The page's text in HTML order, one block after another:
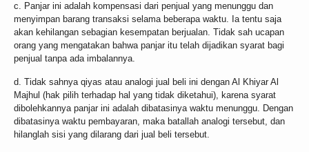
c. Panjar ini adalah kompensasi dari penjual yang menunggu dan
menyimpan barang transaksi selama beberapa waktu. Ia tentu saja
akan kehilangan sebagian kesempatan berjualan. Tidak sah ucapan
orang yang mengatakan bahwa panjar itu telah dijadikan syarat bagi
penjual tanpa ada imbalannya.
d. Tidak sahnya qiyas atau analogi jual beli ini dengan Al Khiyar Al
Majhul (hak pilih terhadap hal yang tidak diketahui), karena syarat
dibolehkannya panjar ini adalah dibatasinya waktu menunggu. Dengan
dibatasinya waktu pembayaran, maka batallah analogi tersebut, dan
hilanglah sisi yang dilarang dari jual beli tersebut.